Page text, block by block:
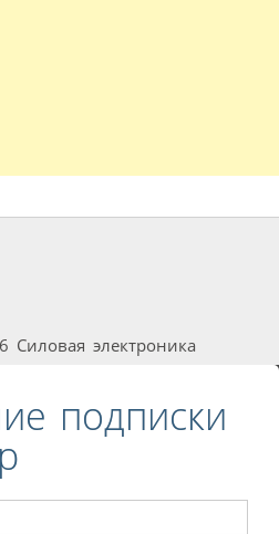
Силовая электроника
подписки